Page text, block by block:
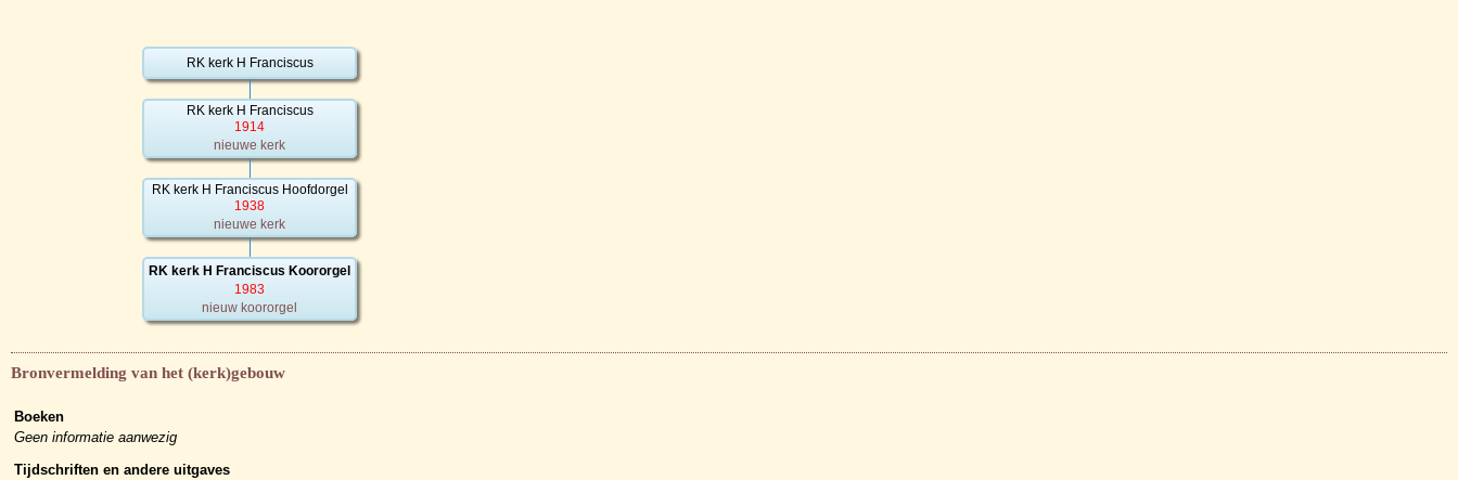
RK kerk H Franciscus
RK kerk H Franciscus
1914
nieuwe kerk
RK kerk H Franciscus Hoofdorgel
1938
nieuwe kerk
RK kerk H Franciscus Koororgel
1983
nieuw koororgel
Bronvermelding van het (kerk)gebouw
Boeken
Geen informatie aanwezig
Tijdschriften en andere uitgaves